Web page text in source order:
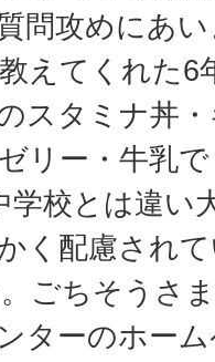
問攻めにあ
えてくれた6
スタミナ丼
リー・牛乳
学校とは違い
く配慮され
ごちそうさ
ターのホー